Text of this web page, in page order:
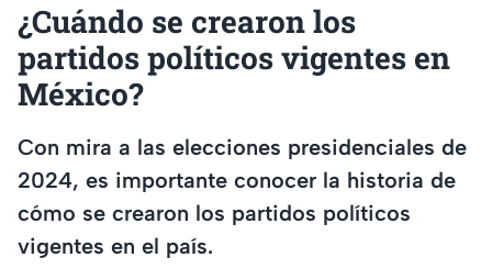
¿Cuándo se crearon los
partidos políticos vigentes en
México?
Con mira a las elecciones presidenciales de
2024, es importante conocer la historia de
cómo se crearon los partidos políticos
vigentes en el país.